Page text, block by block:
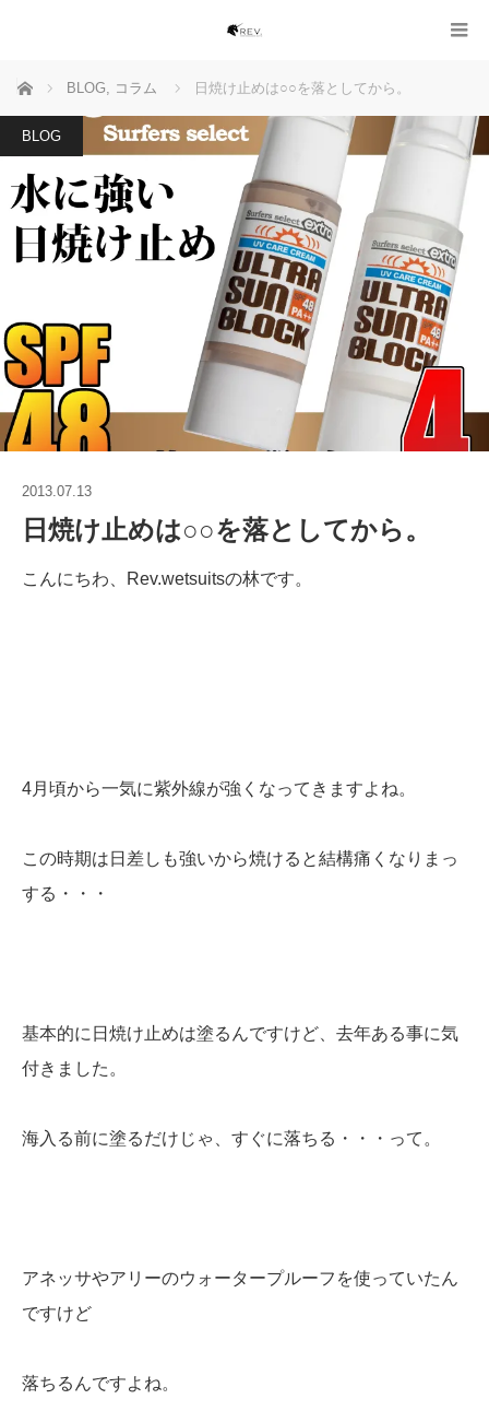
ホーム BLOG, コラム 日焼け止めは○○を落としてから。
BLOG
2013.07.13
日焼け止めは○○を落としてから。
こんにちわ、Rev.wetsuitsの林です。
4月頃から一気に紫外線が強くなってきますよね。
この時期は日差しも強いから焼けると結構痛くなりまっ
する・・・
基本的に日焼け止めは塗るんですけど、去年ある事に気
付きました。
海入る前に塗るだけじゃ、すぐに落ちる・・・って。
アネッサやアリーのウォータープルーフを使っていたん
ですけど
落ちるんですよね。